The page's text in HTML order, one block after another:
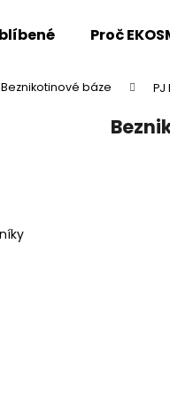
Proč
Beznikotinové báze PJ
Co